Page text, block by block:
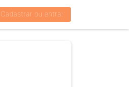
Cadastrar ou entrar